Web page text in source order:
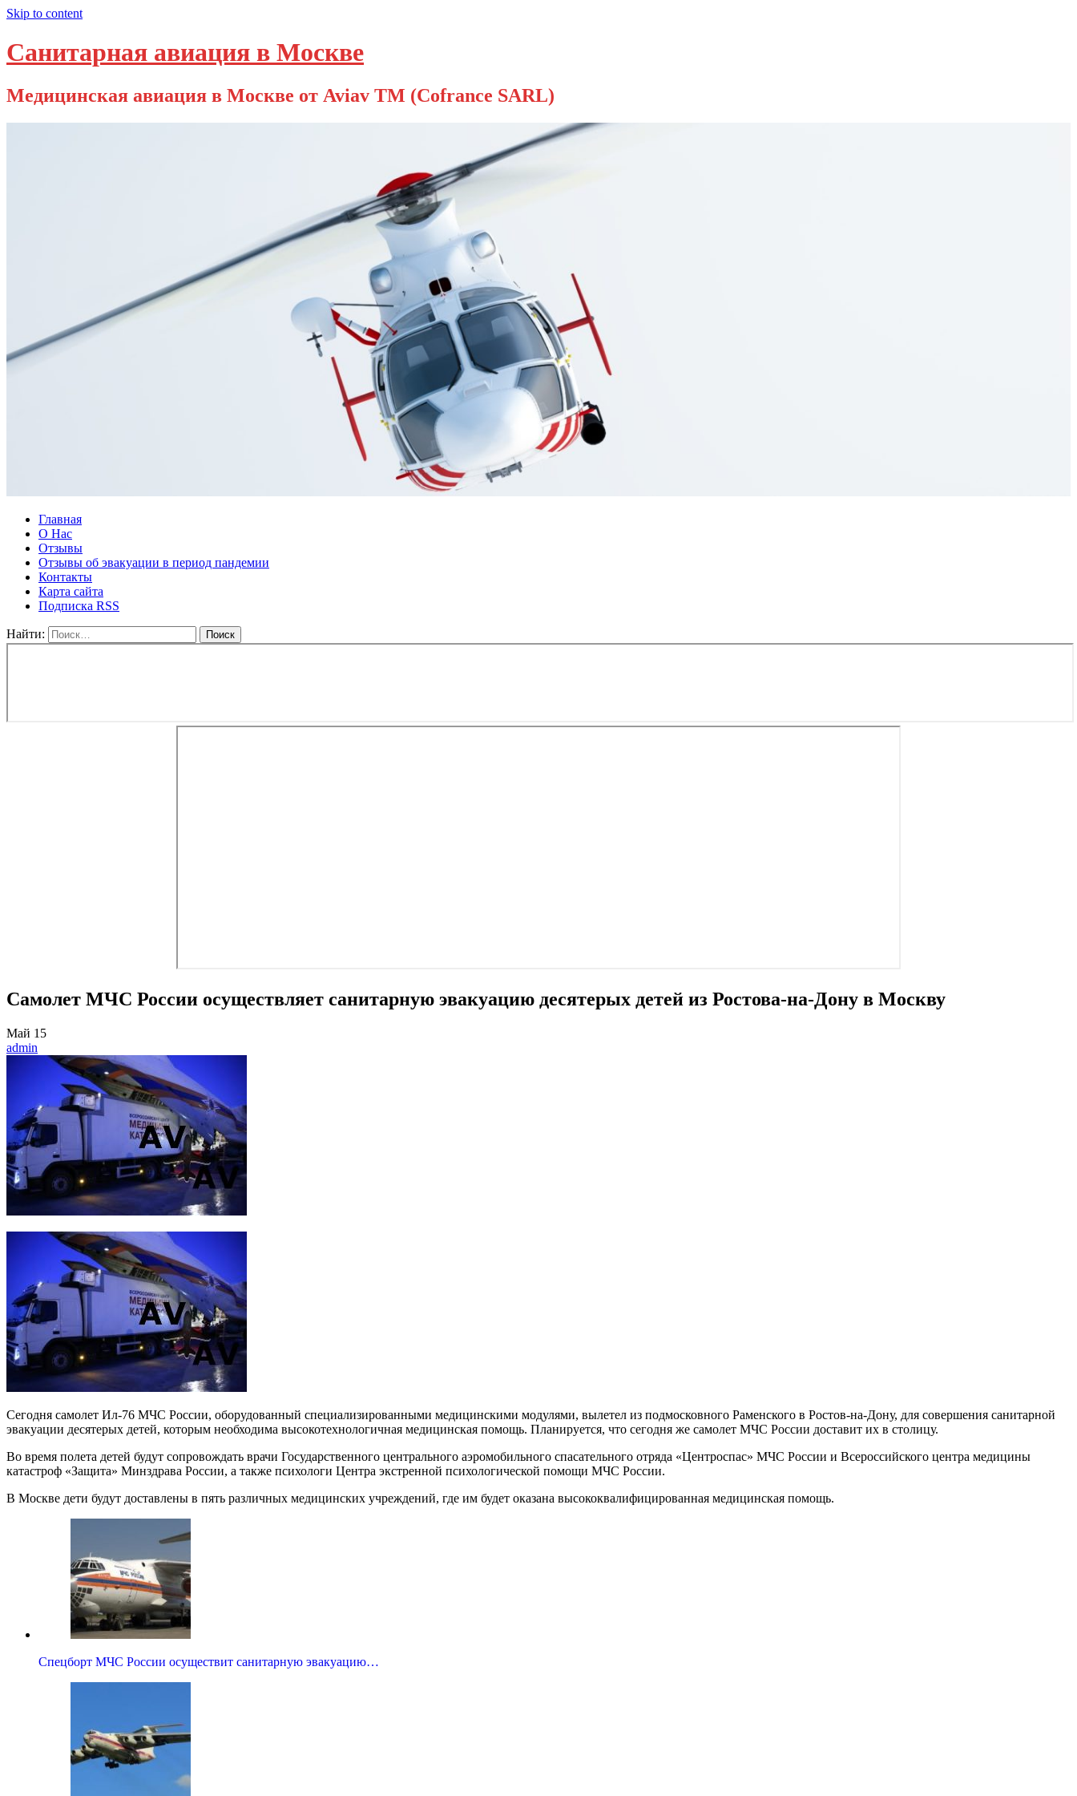
Skip to content
Санитарная авиация в Москве
Медицинская авиация в Москве от Aviav TM (Cofrance SARL)
Главная
О Нас
Отзывы
Отзывы об эвакуации в период пандемии
Контакты
Карта сайта
Подписка RSS
Найти:
Самолет МЧС России осуществляет санитарную эвакуацию десятерых детей из Ростова-на-Дону в Москву
Май 15
admin
Сегодня самолет Ил-76 МЧС России, оборудованный специализированными медицинскими модулями, вылетел из подмосковного Раменского в Ростов-на-Дону, для совершения санитарной
эвакуации десятерых детей, которым необходима высокотехнологичная медицинская помощь. Планируется, что сегодня же самолет МЧС России доставит их в столицу.
Во время полета детей будут сопровождать врачи Государственного центрального аэромобильного спасательного отряда «Центроспас» МЧС России и Всероссийского центра медицины
катастроф «Защита» Минздрава России, а также психологи Центра экстренной психологической помощи МЧС России.
В Москве дети будут доставлены в пять различных медицинских учреждений, где им будет оказана высококвалифицированная медицинская помощь.
Спецборт МЧС России осуществит санитарную эвакуацию…